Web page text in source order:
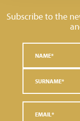
Subscribe to the